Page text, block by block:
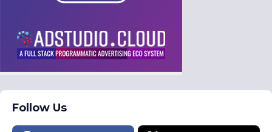
Follow Us